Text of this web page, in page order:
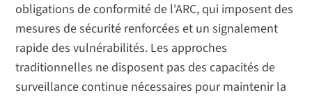
obligations de conformité de l'ARC, qui imposent des
mesures de sécurité renforcées et un signalement
rapide des vulnérabilités. Les approches
traditionnelles ne disposent pas des capacités de
surveillance continue nécessaires pour maintenir la